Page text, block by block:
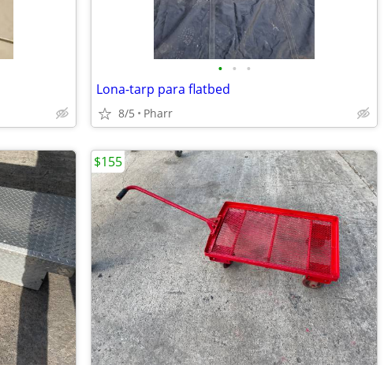
• • •
Lona-tarp para flatbed
8/5 Pharr
$155